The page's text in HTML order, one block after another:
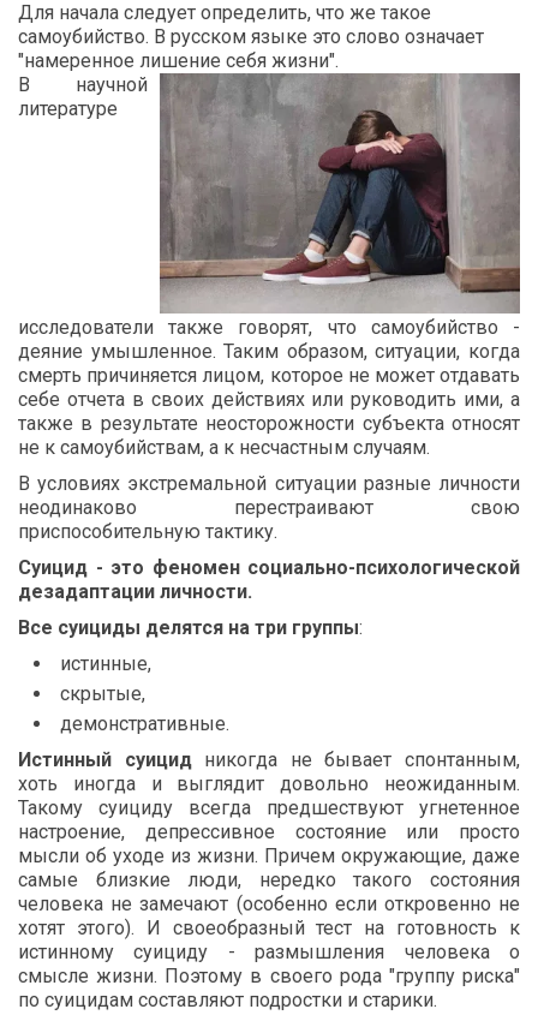
Для начала следует определить, что же такое
самоубийство. В русском языке это слово означает
"намеренное лишение себя жизни".
В научной
литературе
исследователи также говорят, что самоубийство -
деяние умышленное. Таким образом, ситуации, когда
смерть причиняется лицом, которое не может отдавать
себе отчета в своих действиях или руководить ими, а
также в результате неосторожности субъекта относят
не к самоубийствам, а к несчастным случаям.
В условиях экстремальной ситуации разные личности
неодинаково перестраивают свою
приспособительную тактику.
Суицид - это феномен социально-психологической
дезадаптации личности.
Все суициды делятся на три группы:
истинные,
скрытые,
демонстративные.
Истинный суицидникогда не бывает спонтанным,
хоть иногда и выглядит довольно неожиданным.
Такому суициду всегда предшествуют угнетенное
настроение, депрессивное состояние или просто
мысли об уходе из жизни. Причем окружающие, даже
самые близкие люди, нередко такого состояния
человека не замечают (особенно если откровенно не
хотят этого). И своеобразный тест на готовность к
истинному суициду - размышления человека о
смысле жизни. Поэтому в своего рода "группу риска"
по суицидам составляют подростки и старики.